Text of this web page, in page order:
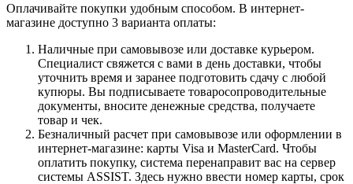
Оплачивайте покупки удобным способом. В интернет-
магазине доступно 3 варианта оплаты:
Наличные при самовывозе или доставке курьером.
Специалист свяжется с вами в день доставки, чтобы
уточнить время и заранее подготовить сдачу с любой
купюры. Вы подписываете товаросопроводительные
документы, вносите денежные средства, получаете
товар и чек.
Безналичный расчет при самовывозе или оформлении в
интернет-магазине: карты Visa и MasterCard. Чтобы
оплатить покупку, система перенаправит вас на сервер
системы ASSIST. Здесь нужно ввести номер карты, срок